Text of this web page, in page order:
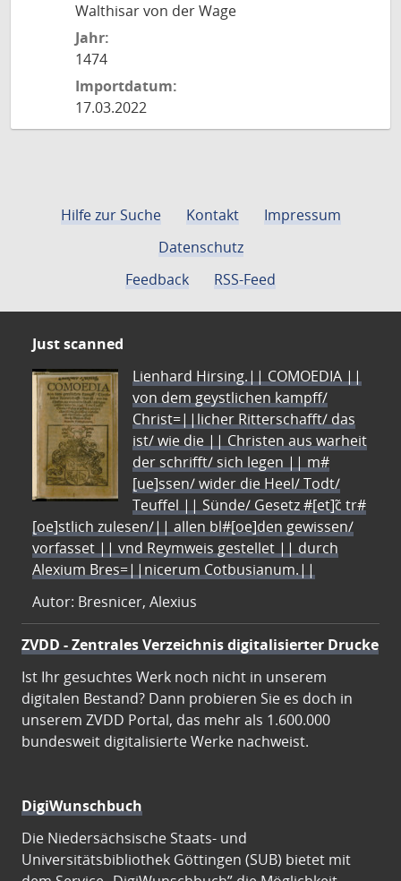
Walthisar von der Wage
Jahr:
1474
Importdatum:
17.03.2022
Hilfe zur Suche Kontakt
Impressum
Datenschutz
Feedback
RSS-Feed
Just scanned
Lienhard Hirsing.|| COMOEDIA ||
von dem geystlichen kampff/
Christ=||licher Ritterschafft/ das
ist/ wie die || Christen aus warheit
der schrifft/ sich legen || m#
[ue]ssen/ wider die Heel/ Todt/
Teuffel || Sünde/ Gesetz #[et]c̃ tr#
[oe]stlich zulesen/|| allen bl#[oe]den gewissen/
vorfasset || vnd Reymweis gestellet || durch
Alexium Bres=||nicerum Cotbusianum.||
Autor: Bresnicer, Alexius
ZVDD - Zentrales Verzeichnis digitalisierter Drucke
Ist Ihr gesuchtes Werk noch nicht in unserem
digitalen Bestand? Dann probieren Sie es doch in
unserem ZVDD Portal, das mehr als 1.600.000
bundesweit digitalisierte Werke nachweist.
DigiWunschbuch
Die Niedersächsische Staats- und
Universitätsbibliothek Göttingen (SUB) bietet mit